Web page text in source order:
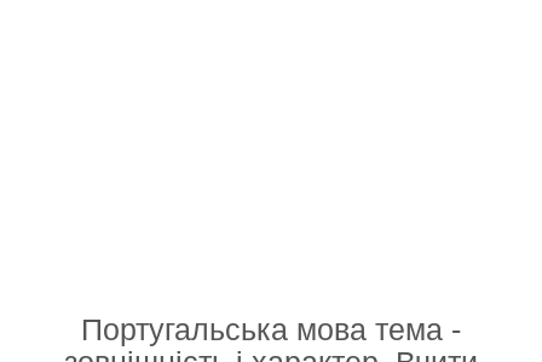
Португальська мова тема -